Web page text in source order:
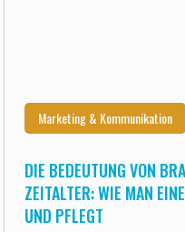
Marketing & Kommunikation
DIE BEDEUTUNG VON
ZEITALTER: WIE MAN
UND PFLEGT